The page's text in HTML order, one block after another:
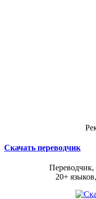
Скачать переводчик
Переводчик,
20+